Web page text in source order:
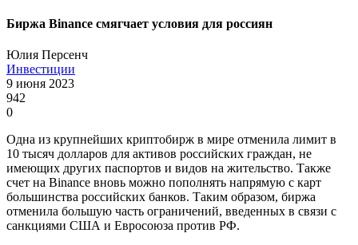
Биржа Binance смягчает условия для россиян
Юлия Персенч
Инвестиции
9 июня 2023
942
0
Одна из крупнейших криптобирж в мире отменила лимит в
10 тысяч долларов для активов российских граждан, не
имеющих других паспортов и видов на жительство. Также
счет на Binance вновь можно пополнять напрямую с карт
большинства российских банков. Таким образом, биржа
отменила большую часть ограничений, введенных в связи с
санкциями США и Евросоюза против РФ.